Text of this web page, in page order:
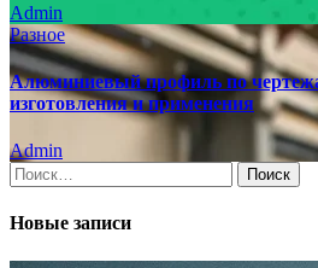
Admin
Разное
Алюминиевый профиль по
изготовления и применения
Admin
Найти:
Новые записи